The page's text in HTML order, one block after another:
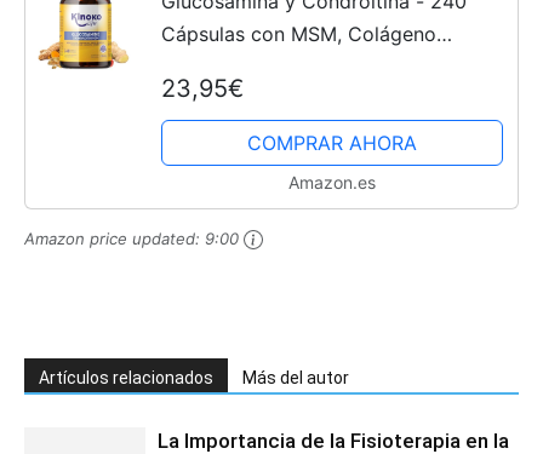
Cápsulas con MSM, Colágeno
Pimienta Negra, Jengibre, Boswellia y
Quercetina. Para...
23,95€
COMPRAR AHORA
Amazon.es
Amazon price updated: 9:00
Artículos relacionados Más del autor
La Importancia de la Fisioterapia en la